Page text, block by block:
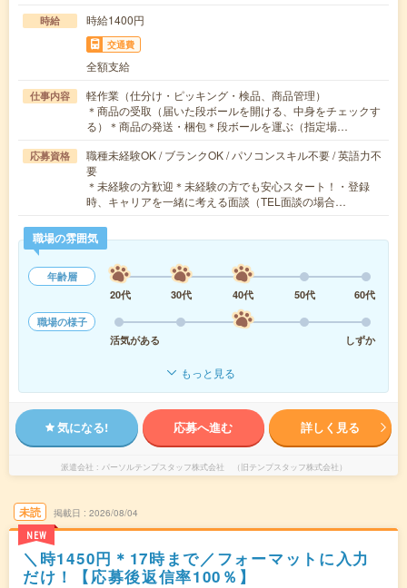
時給 時給1400円
交通費
全額支給
仕事内容
軽作業（仕分け・ピッキング・検品、商品管理）
＊商品の受取（届いた段ボールを開ける、中身をチェックす
る）＊商品の発送・梱包＊段ボールを運ぶ（指定場…
応募資格
職種未経験OK / ブランクOK / パソコンスキル不要 / 英語力不
要
＊未経験の方歓迎＊未経験の方でも安心スタート！・登録
時、キャリアを一緒に考える面談（TEL面談の場合…
職場の雰囲気
年齢層
20代
30代 40代 50代
60代
職場の様子
活気がある
しずか
もっと見る
気になる! 応募へ進む 詳しく見る
派遣会社 パーソルテンプスタッフ株式会社 （旧テンプスタッフ株式会社）
未読
NEW
掲載日 2026/08/04
＼時1450円＊17時まで／フォーマットに入力
だけ！【応募後返信率100％】